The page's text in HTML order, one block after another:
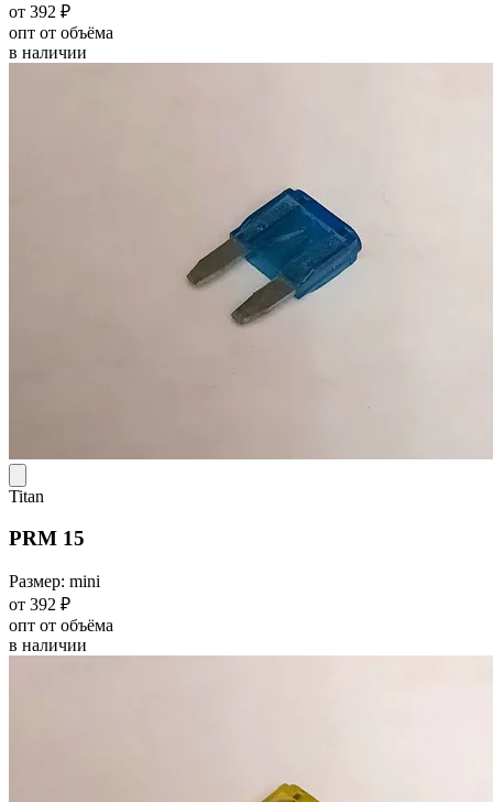
от 392 ₽
опт от объёма
в наличии
Titan
PRM 15
Размер: mini
от 392 ₽
опт от объёма
в наличии